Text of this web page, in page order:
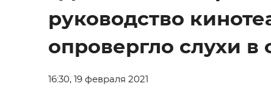
руководство
опровергло слухи в
16:30, 19 февраля 2021